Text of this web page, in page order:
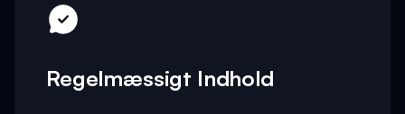
Regelmæssigt Indhold